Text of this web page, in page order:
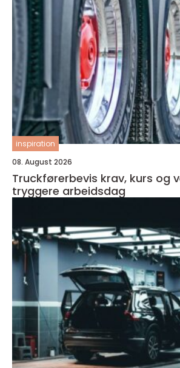
inspiration
08. August 2026
Truckførerbevis krav, kurs og veien til en
tryggere arbeidsdag